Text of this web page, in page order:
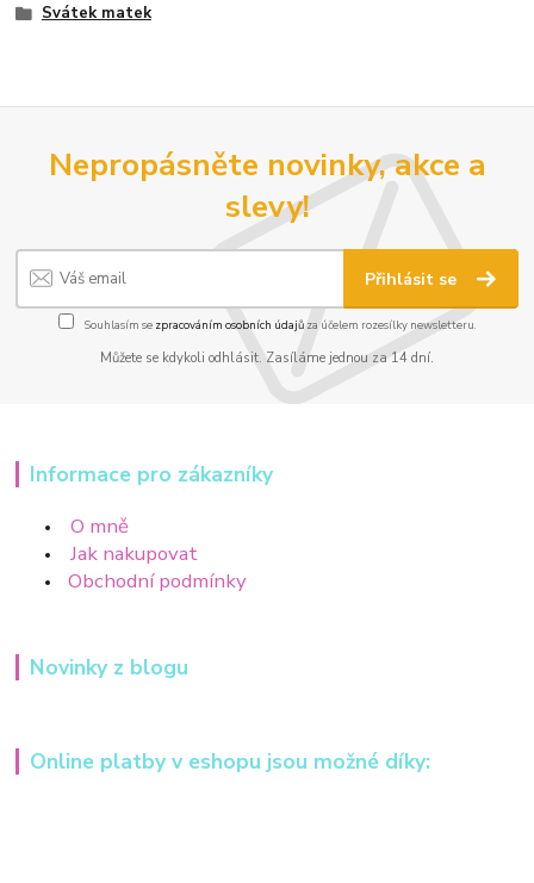
Svátek matek
Nepropásněte novinky, akce a
slevy!
Přihlásit se
Souhlasím se zpracováním osobních údajůza účelem rozesílky newsletteru.
Můžete se kdykoli odhlásit. Zasíláme jednou za 14 dní.
Informace pro zákazníky
O mně
Jak nakupovat
Obchodní podmínky
Novinky z blogu
Online platby v eshopu jsou možné díky: